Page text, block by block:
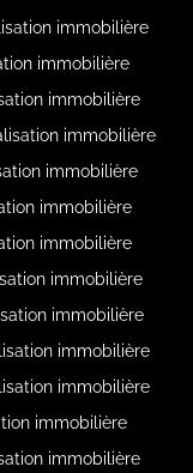
immobilière
immobilière
immobilière
immobilière
immobilière
immobilière
immobilière
immobilière
immobilière
immobilière
immobilière
immobilière
immobilière